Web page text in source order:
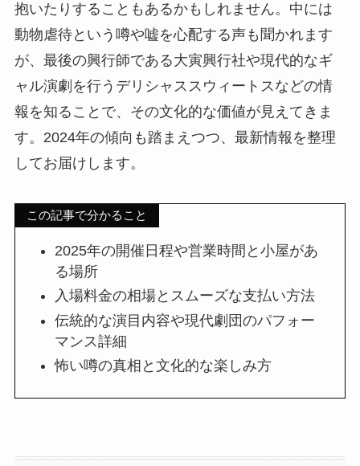
抱いたりすることもあるかもしれません。中には
動物虐待という噂や嘘を心配する声も聞かれます
が、最後の興行師である大寅興行社や現代的なギ
ャル演劇を行うデリシャススウィートスなどの情
報を知ることで、その文化的な価値が見えてきま
す。2024年の傾向も踏まえつつ、最新情報を整理
してお届けします。
この記事で分かること
2025年の開催日程や営業時間と小屋があ
る場所
入場料金の相場とスムーズな支払い方法
伝統的な演目内容や現代劇団のパフォー
マンス詳細
怖い噂の真相と文化的な楽しみ方